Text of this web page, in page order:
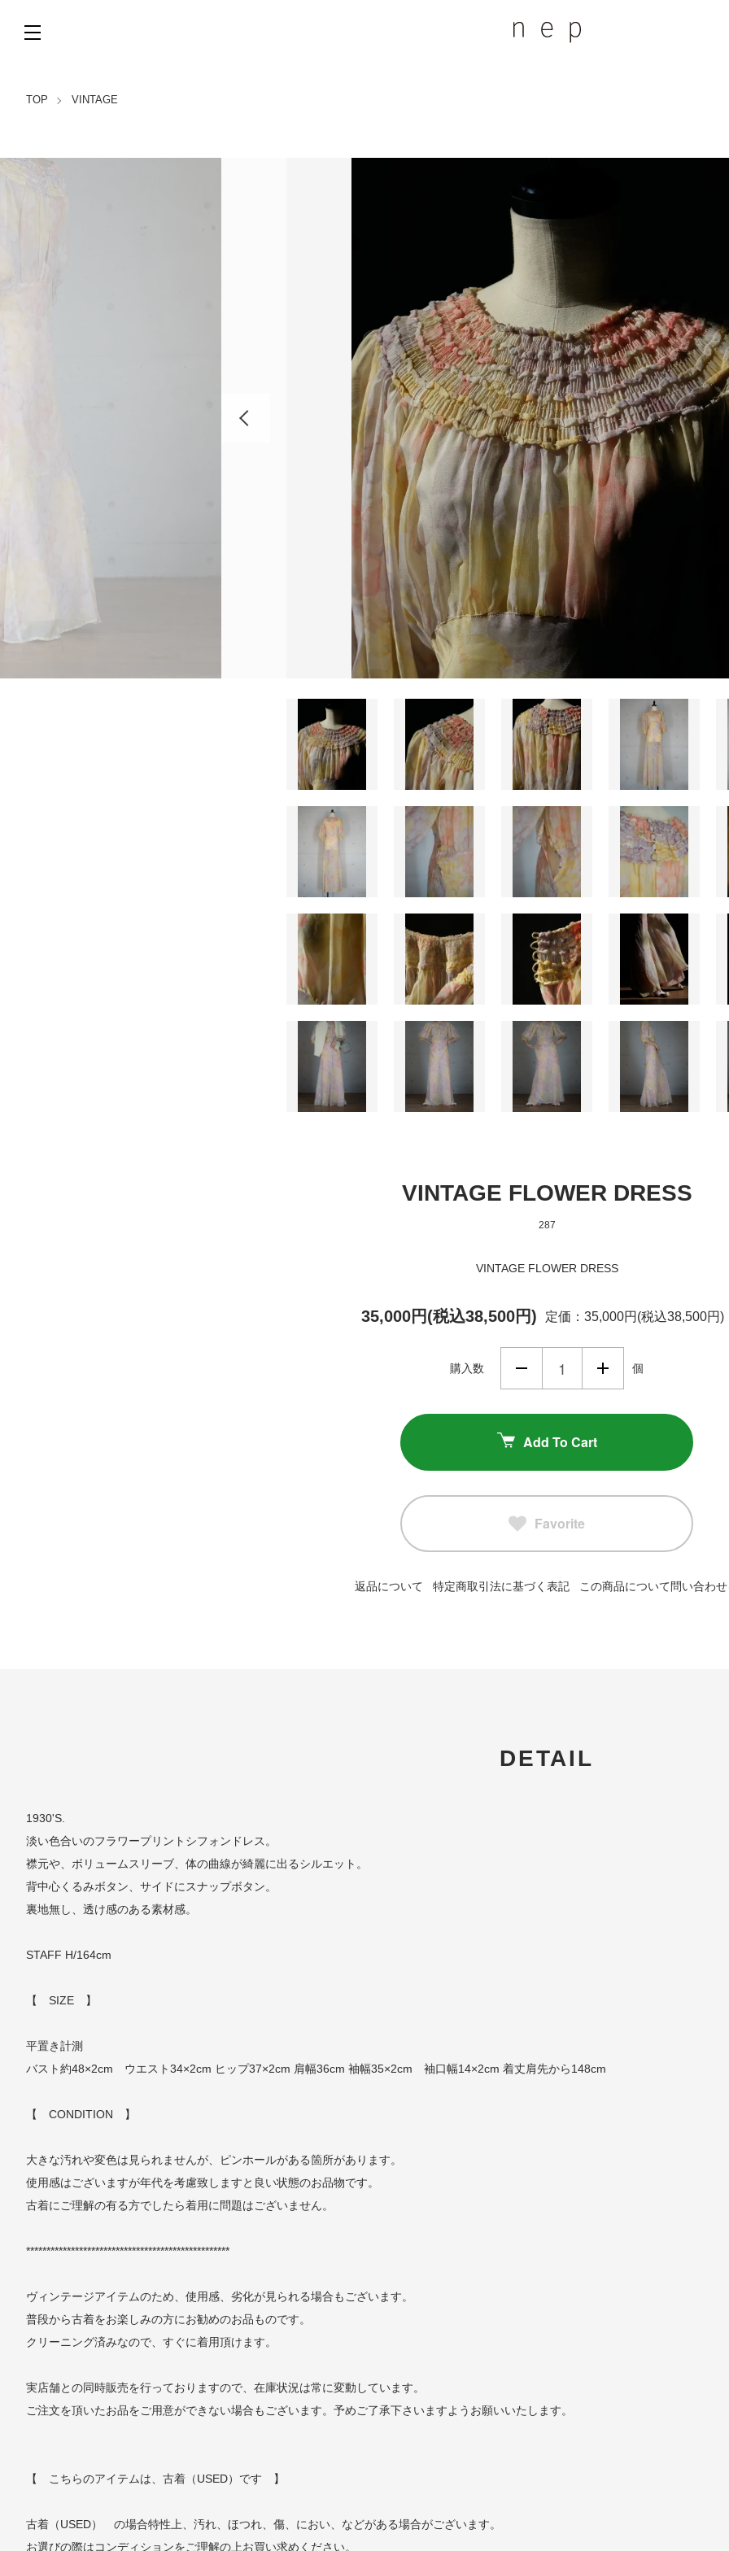
TOP VINTAGE
VINTAGE FLOWER DRESS
287
VINTAGE FLOWER DRESS
35,000円(税込38,500円) 定価：35,000円(税込38,500円)
購入数 個
Add To Cart
Favorite
返品について 特定商取引法に基づく表記 この商品について問い合わ
DETAIL
1930'S.
淡い色合いのフラワープリントシフォンドレス。
襟元や、ボリュームスリーブ、体の曲線が綺麗に出るシルエット。
背中心くるみボタン、サイドにスナップボタン。
裏地無し、透け感のある素材感。
STAFF H/164cm
【 SIZE 】
平置き計測
バスト約48×2cm ウエスト34×2cm ヒップ37×2cm 肩幅36cm 袖幅35×2cm 袖口幅14×2cm 着丈肩先から148cm
【 CONDITION 】
大きな汚れや変色は見られませんが、ピンホールがある箇所があります。
使用感はございますが年代を考慮致しますと良い状態のお品物です。
古着にご理解の有る方でしたら着用に問題はございません。
**************************************************
ヴィンテージアイテムのため、使用感、劣化が見られる場合もございます。
普段から古着をお楽しみの方にお勧めのお品ものです。
クリーニング済みなので、すぐに着用頂けます。
実店舗との同時販売を行っておりますので、在庫状況は常に変動しています。
ご注文を頂いたお品をご用意ができない場合もございます。予めご了承下さいますようお願いいたします。
【 こちらのアイテムは、古着（USED）です 】
古着（USED） の場合特性上、汚れ、ほつれ、傷、におい、などがある場合がございます。
お選びの際はコンディションをご理解の上お買い求めください。